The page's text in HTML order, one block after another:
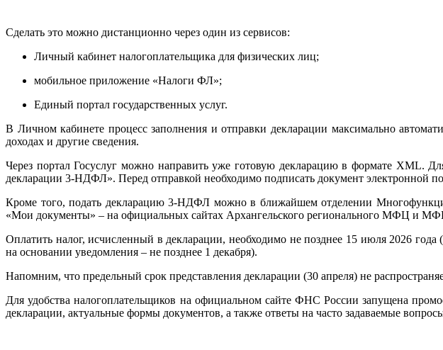
Сделать это можно дистанционно через один из сервисов:
Личный кабинет налогоплательщика для физических лиц;
мобильное приложение «Налоги ФЛ»;
Единый портал государственных услуг.
В Личном кабинете процесс заполнения и отправки декларации максимально
доходах и другие сведения.
Через портал Госуслуг можно направить уже готовую декларацию в формате XML.
декларации 3-НДФЛ». Перед отправкой необходимо подписать документ
Кроме того, подать декларацию 3-НДФЛ можно в ближайшем отделении
«Мои документы» – на официальных сайтах Архангельского регионального МФЦ и
Оплатить налог, исчисленный в декларации, необходимо не позднее 15 июля 2026
на основании уведомления – не позднее 1 декабря).
Напомним, что предельный срок представления декларации (30 апреля) не
Для удобства налогоплательщиков на официальном сайте ФНС России запущена
декларации, актуальные формы документов, а также ответы на часто задаваемые